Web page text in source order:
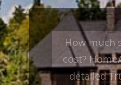
How much
cost?
detailed